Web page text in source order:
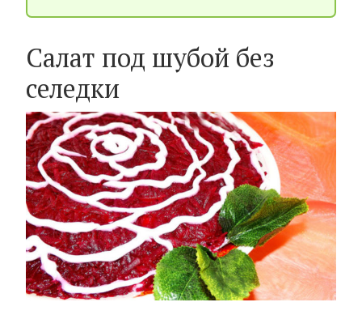
Салат под шубой без
селедки